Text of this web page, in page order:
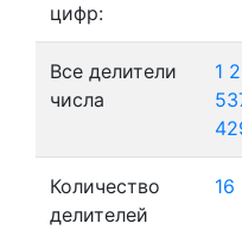
цифр:
Все делители
числа
1 2
Количество
делителей
16